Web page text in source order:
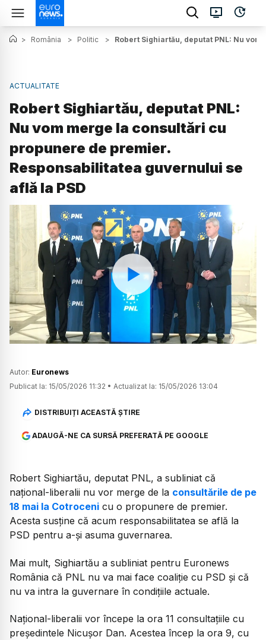
> România > Politic > Robert Sighiartău, deputat PNL: Nu
ACTUALITATE
Robert Sighiartău, deputat PNL:
Nu vom merge la consultări cu
propunere de premier.
Responsabilitatea guvernului se
află la PSD
Watch
Autor: Euronews
Publicat la: 15/05/2026 11:32 • Actualizat la: 15/05/2026 13:04
DISTRIBUIȚI ACEASTĂ ȘTIRE
ADAUGĂ-NE CA SURSĂ PREFERATĂ PE GOOGLE
Robert Sighiartău, deputat PNL, a subliniat că
național-liberalii nu vor merge de la consultările de pe
18 mai la Cotroceni cu o propunere de premier.
Acesta susține că acum responsabilitatea se află la
PSD pentru a-și asuma guvernarea.
Mai mult, Sighiartău a subliniat pentru Euronews
România că PNL nu va mai face coaliție cu PSD și că
nu va intra la guvernare în condițiile actuale.
Național-liberalii vor începe la ora 11 consultațiile cu
președintele Nicușor Dan. Acestea încep la ora 9, cu